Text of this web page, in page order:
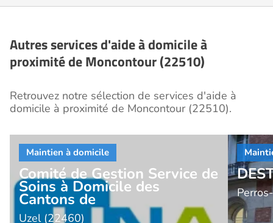
Autres services d'aide à domicile à
proximité de Moncontour (22510)
Retrouvez notre sélection de services d'aide à
domicile à proximité de Moncontour (22510).
Comité de Gestion Service de
Soins à Domicile des
Cantons de
Uzel (22460)